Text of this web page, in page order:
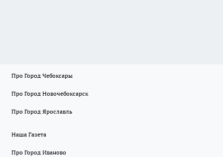
Про Город Чебоксары
Про Город Новочебоксарск
Про Город Ярославль
Наша Газета
Про Город Иваново